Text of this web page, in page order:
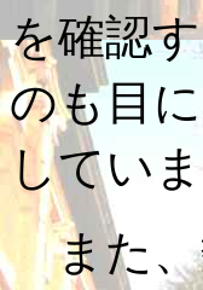
を確認
のも目
してい
また、